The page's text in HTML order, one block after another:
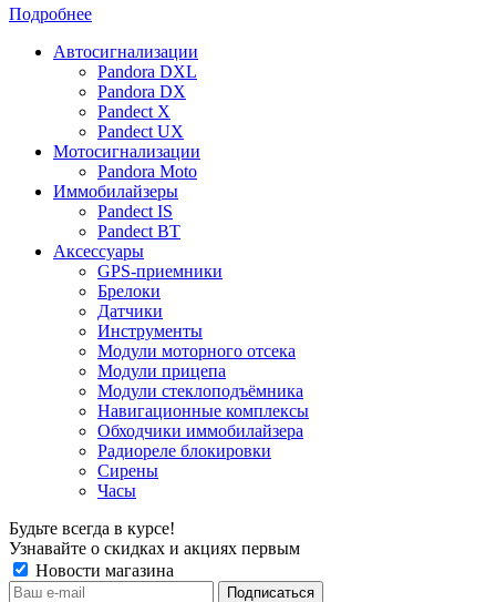
Подробнее
Автосигнализации
Pandora DXL
Pandora DX
Pandect X
Pandect UX
Мотосигнализации
Pandora Moto
Иммобилайзеры
Pandect IS
Pandect BT
Аксессуары
GPS-приемники
Брелоки
Датчики
Инструменты
Модули моторного отсека
Модули прицепа
Модули стеклоподъёмника
Навигационные комплексы
Обходчики иммобилайзера
Радиореле блокировки
Сирены
Часы
Будьте всегда в курсе!
Узнавайте о скидках и акциях первым
Новости магазина